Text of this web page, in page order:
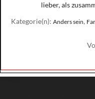
lieber, als
Kategorie(n): Anders sein,